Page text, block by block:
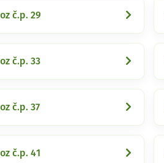
č.p. 29
č.p. 33
č.p. 37
č.p. 41